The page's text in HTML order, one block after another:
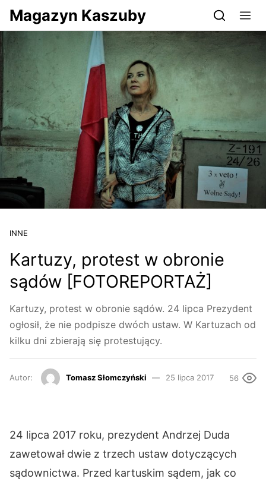
Przejdź do serwisu magazynkaszuby.pl
Magazyn Kaszuby
INNE
Kartuzy, protest w obronie
sądów [FOTOREPORTAŻ]
Kartuzy, protest w obronie sądów. 24 lipca Prezydent
ogłosił, że nie podpisze dwóch ustaw. W Kartuzach od
kilku dni zbierają się protestujący.
Autor: Tomasz Słomczyński 25 lipca 2017 56
24 lipca 2017 roku, prezydent Andrzej Duda
zawetował dwie z trzech ustaw dotyczących
sądownictwa. Przed kartuskim sądem, jak co